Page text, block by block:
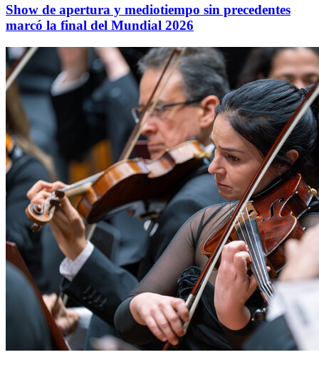
Show de apertura y mediotiempo sin precedentes
marcó la final del Mundial 2026